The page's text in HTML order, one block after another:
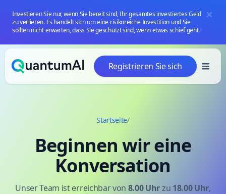
Investieren Sie nur, wenn Sie bereit sind, Ihr gesamtes investiertes Geld
zu verlieren. Es handelt sich um eine risikoreiche Investition und Sie
sollten nicht erwarten, dass Sie geschützt sind, wenn etwas schief geht.
Zum Inhalt springen
Registrieren Sie sich
Startseite/
Beginnen wir eine
Konversation
Unser Team ist erreichbar von 8.00 Uhrzu 18.00 Uhr,